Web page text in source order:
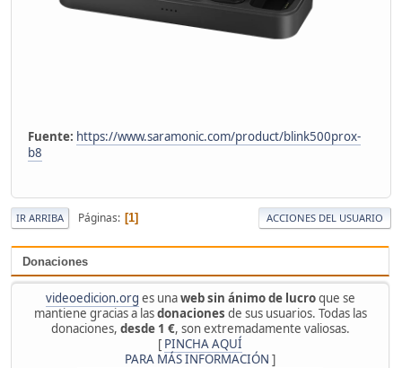
Donaciones
videoedicion.org es unaweb sin ánimo de lucroque se
mantiene gracias a lasdonaciones de sus usuarios. Todas las
donaciones, desde 1 €, son extremadamente valiosas.
[ PINCHA AQUÍ
PARA MÁS INFORMACIÓN ]
Fuente: https://www.saramonic.com/product/blink500prox-
b8
IR ARRIBA Páginas 1 ACCIONES DEL USUARIO